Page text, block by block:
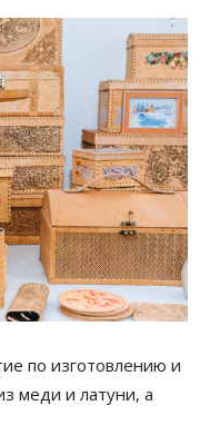
по изготовлению и
меди и латуни, а